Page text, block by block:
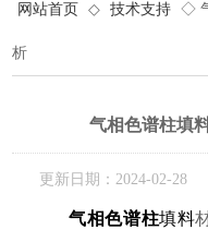
网站首页 ◇ 技术支持 ◇
析
气相色谱柱填
更新日期：2024-02-
气相色谱柱填料